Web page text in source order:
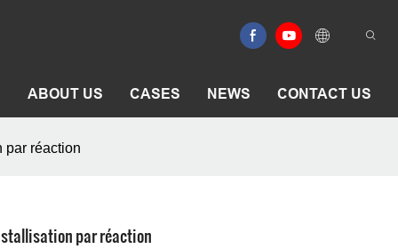
ABOUT US CASES NEWS CONTACT US
par réaction
par réaction